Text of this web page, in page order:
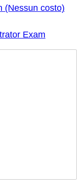
(Nessun costo)
Exam